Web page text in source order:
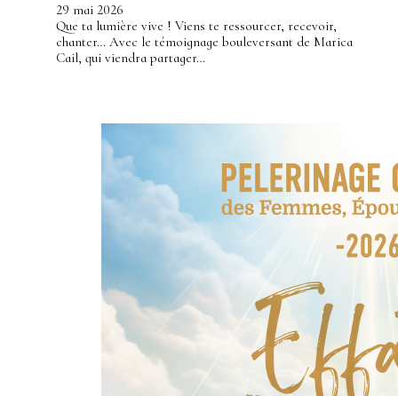
29 mai 2026
Que ta lumière vive ! Viens te ressourcer, recevoir,
chanter… Avec le témoignage bouleversant de Marica
Cail, qui viendra partager…